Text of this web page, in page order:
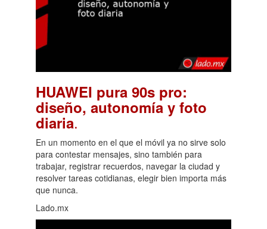
HUAWEI pura 90s pro:
diseño, autonomía y foto
diaria.
En un momento en el que el móvil ya no sirve solo
para contestar mensajes, sino también para
trabajar, registrar recuerdos, navegar la ciudad y
resolver tareas cotidianas, elegir bien importa más
que nunca.
Lado.mx